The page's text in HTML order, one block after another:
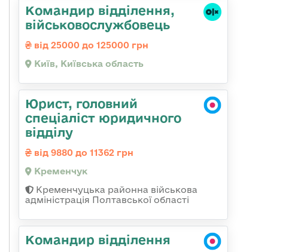
Командир відділення,
військовослужбовець
від 25000 до 125000 грн
Київ, Київська область
Юрист, головний
спеціаліст юридичного
відділу
від 9880 до 11362 грн
Кременчук
Кременчуцька районна військова
адміністрація Полтавської області
Командир відділення